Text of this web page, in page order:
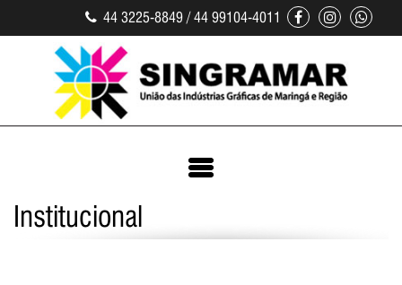
44 3225-8849 / 44 99104-4011
Institucional